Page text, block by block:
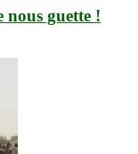
nous guette !